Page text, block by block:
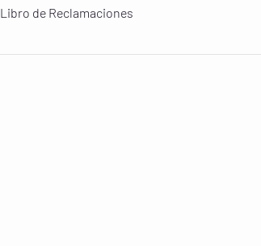
Libro de Reclamaciones